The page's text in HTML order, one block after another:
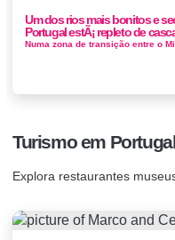
Um dos rios mais bonitos e
Portugal estÃ¡ repleto de
Turismo em
Explora restaurantes